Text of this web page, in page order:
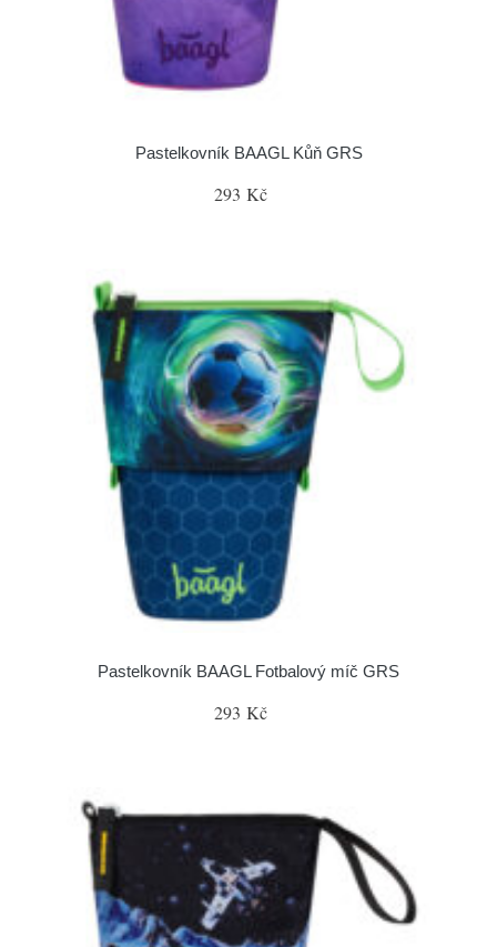
Pastelkovník BAAGL Kůň GRS
293 Kč
Pastelkovník BAAGL Fotbalový míč GRS
293 Kč